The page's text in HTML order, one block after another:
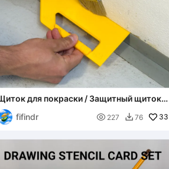
для покраски / Защитный щиток
для покраски
fifindr
 227  76 33